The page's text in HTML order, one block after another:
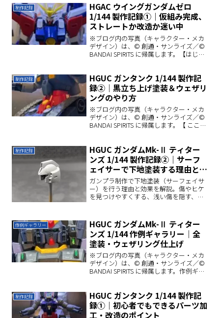
制作記録
HGAC ウイングガンダムゼロ
1/144 製作記録①｜仮組み完成、
ストレートか改造か迷い中
※ブログ内の写真（キャラクター・メカ
デザイン）は、© 創通・サンライズ／©
BANDAI SPIRITS に帰属します。【はじめ
ます。ウイングガンダムゼロと...
制作記録
HGUC ガンタンク 1/144 製作記
録②｜黒立ち上げ塗装＆ウェザリ
ングのやり方
※ブログ内の写真（キャラクター・メカ
デザイン）は、© 創通・サンライズ／©
BANDAI SPIRITS に帰属します。【 ここま
ガンタンクは「黒立ち上げ」を採用。全
体...
制作記録
HGUC ガンダムMk-Ⅱ ティター
ンズ 1/144 製作記録②｜サーフ
ェイサーで下地塗装する理由とや
り方
ガンプラ制作で下地塗装（サーフェイサ
ー）を行う理由と効果を解説。傷やヒケ
を見つけやすくする、浅い傷を隠す、本
けが苦手な方にもおすすめの方法です。
作例ギャラリー
HGUC ガンダムMk-Ⅱ ティター
ンズ 1/144 作例ギャラリー｜全
塗装・ウェザリング仕上げ
※ブログ内の写真（キャラクター・メカ
デザイン）は、© 創通・サンライズ／©
BANDAI SPIRITS に帰属します。作例ギャ
度から撮影した写真をま...
制作記録
HGUC ガンタンク 1/144 製作記
録①｜初心者でもできるパーツ加
工・改造のポイント